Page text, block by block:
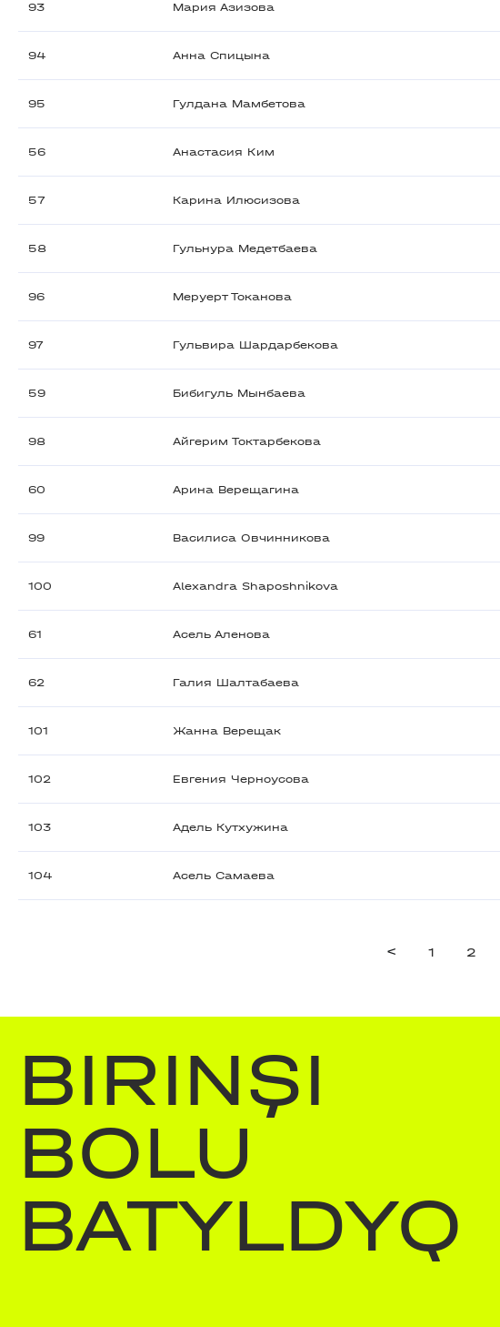
93 Мария Азизова
94 Анна Спицына
95 Гулдана Мамбетова
56 Анастасия Ким
57 Карина Илюсизова
58 Гульнура Медетбаева
96 Меруерт Токанова
97 Гульвира Шардарбекова
59 Бибигуль Мынбаева
98 Айгерим Токтарбекова
60 Арина Верещагина
99 Василиса Овчинникова
100 Alexandra Shaposhnikova
61 Асель Аленова
62 Галия Шалтабаева
101 Жанна Верещак
102 Евгения Черноусова
103 Адель Кутхужина
104 Асель Самаева
< 1 2
BIRINŞI
BOLU
BATYLDYQ